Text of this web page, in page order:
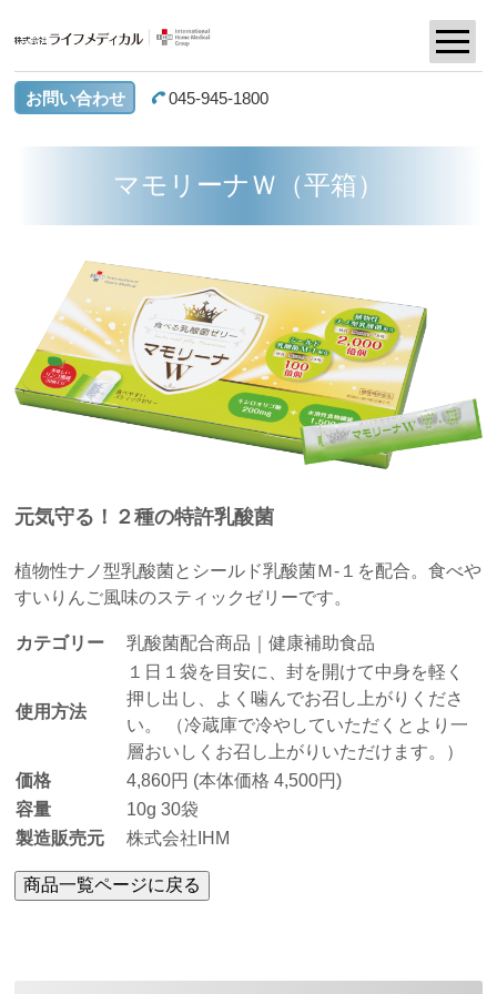
お問い合わせ 045-945-1800
マモリーナＷ（平箱）
元気守る！２種の特許乳酸菌
植物性ナノ型乳酸菌とシールド乳酸菌Ｍ-１を配合。食べや
すいりんご風味のスティックゼリーです。
カテゴリー 乳酸菌配合商品｜健康補助食品
使用方法
１日１袋を目安に、封を開けて中身を軽く
押し出し、よく噛んでお召し上がりくださ
い。 （冷蔵庫で冷やしていただくとより一
層おいしくお召し上がりいただけます。）
価格
4,860円 (本体価格 4,500円)
容量
10g 30袋
製造販売元
株式会社IHM